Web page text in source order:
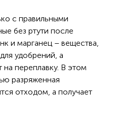
с правильными
без ртути после
и марганец – вещества,
удобрений, а
на переплавку. В этом
разряженная
отходом, а получает